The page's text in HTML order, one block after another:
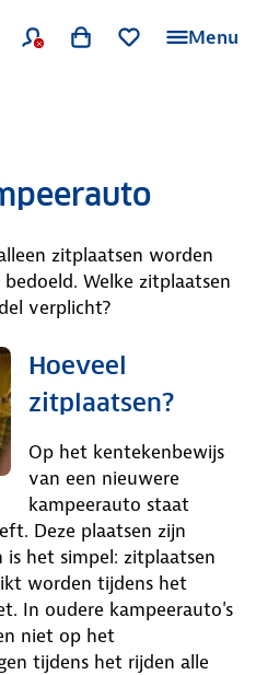
Menu
zitplaatsen worden
Welke zitplaatsen
verplicht?
Hoeveel
zitplaatsen?
Op het kentekenbewijs
van een nieuwere
kampeerauto staat
Deze plaatsen zijn
het simpel: zitplaatsen
worden tijdens het
In oudere kampeerauto's
niet op het
tijdens het rijden alle